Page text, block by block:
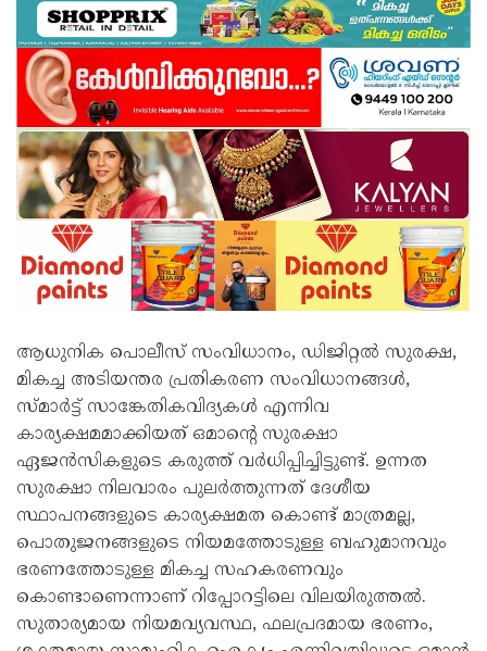
ആധുനിക പൊലീസ് സംവിധാനം, ഡിജിറ്റൽ സുരക്ഷ,
മികച്ച അടിയന്തര പ്രതികരണ സംവിധാനങ്ങൾ,
സ്മാർട്ട് സാങ്കേതികവിദ്യകൾ എന്നിവ
കാര്യക്ഷമമാക്കിയത് ഒമാന്റെ സുരക്ഷാ
ഏജൻസികളുടെ കരുത്ത് വർധിപ്പിച്ചിട്ടുണ്ട്. ഉന്നത
സുരക്ഷാ നിലവാരം പുലർത്തുന്നത് ദേശീയ
സ്ഥാപനങ്ങളുടെ കാര്യക്ഷമത കൊണ്ട് മാത്രമല്ല,
പൊതുജനങ്ങളുടെ നിയമത്തോടുള്ള ബഹുമാനവും
ഭരണത്തോടുള്ള മികച്ച സഹകരണവും
കൊണ്ടാണെന്നാണ് റിപ്പോറട്ടിലെ വിലയിരുത്തൽ.
സുതാര്യമായ നിയമവ്യവസ്ഥ, ഫലപ്രദമായ ഭരണം,